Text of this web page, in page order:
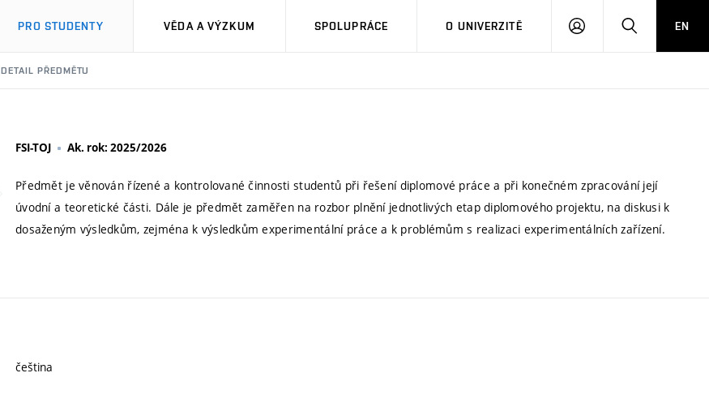
PRO STUDENTY VĚDA A VÝZKUM SPOLUPRÁCE O UNIVERZITĚ
PŘIHLÁSIT HLEDATEN
DETAIL PŘEDMĚTU
FSI-TOJ Ak. rok: 2025/2026
Předmět je věnován řízené a kontrolované činnosti studentů při řešení diplomové práce a při konečném zpracování její
úvodní a teoretické části. Dále je předmět zaměřen na rozbor plnění jednotlivých etap diplomového projektu, na diskusi k
dosaženým výsledkům, zejména k výsledkům experimentální práce a k problémům s realizaci experimentálních zařízení.
čeština